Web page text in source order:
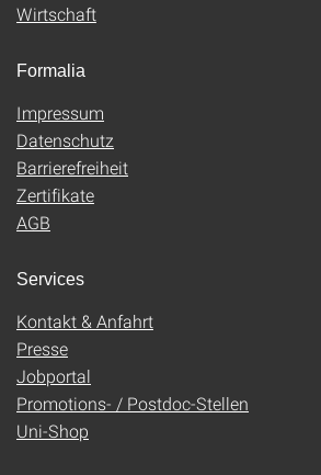
Wirtschaft
Formalia
Impressum
Datenschutz
Barrierefreiheit
Zertifikate
AGB
Services
Kontakt & Anfahrt
Presse
Jobportal
Promotions- / Postdoc-Stellen
Uni-Shop